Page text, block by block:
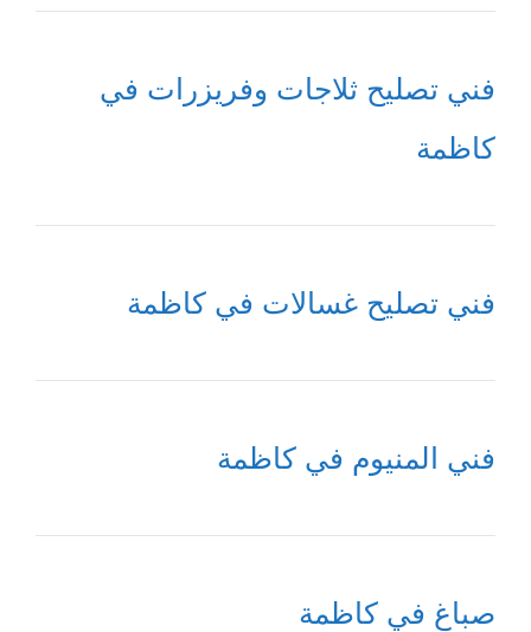
فني تصليح ثلاجات وفريزرات في
كاظمة
فني تصليح غسالات في كاظمة
فني المنيوم في كاظمة
صباغ في كاظمة